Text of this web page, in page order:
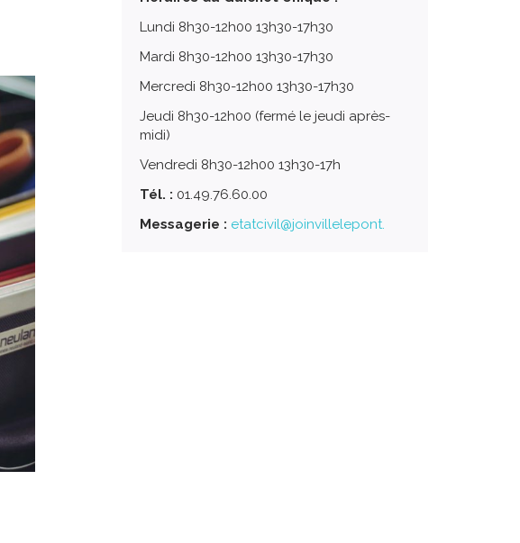
Lundi 8h30-12h00 13h30-17h30
Mardi 8h30-12h00 13h30-17h30
Mercredi 8h30-12h00 13h30-17h30
Jeudi 8h30-12h00 (fermé le jeudi après-
midi)
Vendredi 8h30-12h00 13h30-17h
Tél. : 01.49.76.60.00
Messagerie : etatcivil@joinvillelepont.